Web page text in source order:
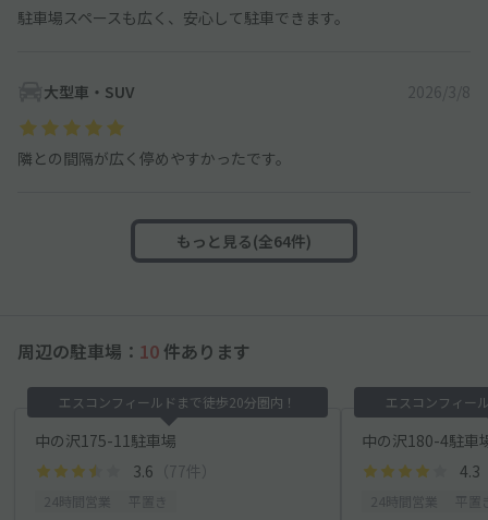
駐車場スペースも広く、安心して駐車できます。
大型車・SUV 2026/3/8
隣との間隔が広く停めやすかったです。
もっと見る(全64件)
周辺の駐車場： 10 件あります
エスコンフィールドまで徒歩20分圏内！
中の沢175-11駐車場
3.6 （77件）
エスコンフィー
中の沢180-4駐車
4.3